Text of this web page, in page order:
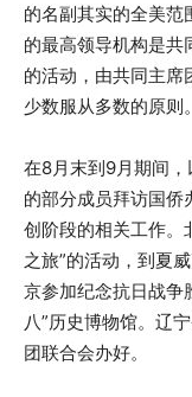
的名副其实的全美范
的最高领导机构是共
的活动，由共同主席
少数服从多数的原则。
在8月末到9月期间
的部分成员拜访国侨
创阶段的相关工作。
之旅”的活动，到夏
京参加纪念抗日战争
八”历史博物馆。辽
团联合会办好。